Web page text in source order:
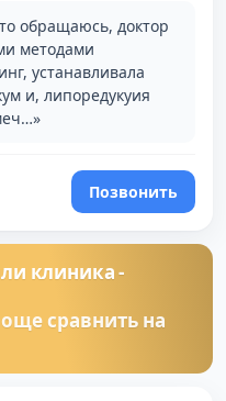
обращаюсь, доктор
методами
устанавливала
и, липоредукуия
Позвонить
клиника -
сравнить на